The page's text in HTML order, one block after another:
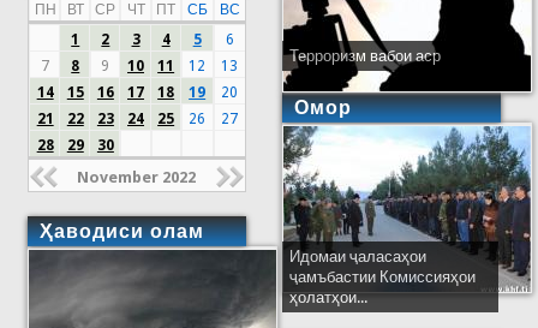
ПН ВТ СР ЧТ ПТ СБ
ВС
1
2 3 4 5
6
7
8 9 10 11 12
13
14
15 16 17 18 19
20
21
22 23 24 25 26
27
28
29 30
November 2022
Ҳаводиси олам
Терроризм вабои аср
Омор
Идомаи ҷаласаҳои
ҷамъбастии Комиссияҳои
ҳолатҳои...